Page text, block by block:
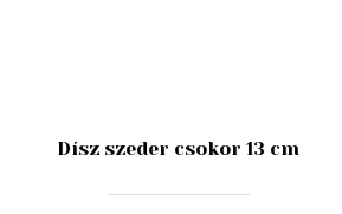
Dísz szeder csokor 13 cm